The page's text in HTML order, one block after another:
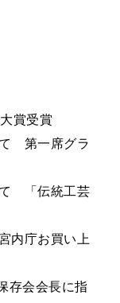
賞受賞
て 第一席グラ
て 「伝統工芸
内庁お買い上
存会会長に指